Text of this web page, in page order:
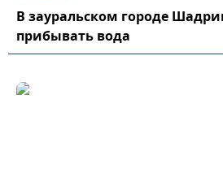
В зауральском городе
прибывать вода